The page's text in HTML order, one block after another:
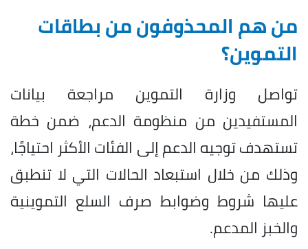
من هم المحذوفون من بطاقات
التموين؟
تواصل وزارة التموين مراجعة بيانات
المستفيدين من منظومة الدعم، ضمن خطة
تستهدف توجيه الدعم إلى الفئات الأكثر احتياجًا،
وذلك من خلال استبعاد الحالات التي لا تنطبق
عليها شروط وضوابط صرف السلع التموينية
والخبز المدعم.